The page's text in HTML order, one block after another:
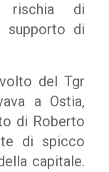
rischia di
supporto di
del Tgr
a Ostia,
di Roberto
di spicco
capitale.